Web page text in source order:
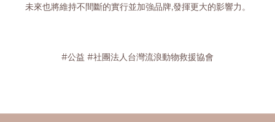
未來也將維持不間斷的實行並加強品牌,發揮更大的影響力。
#公益 #社團法人台灣流浪動物救援協會